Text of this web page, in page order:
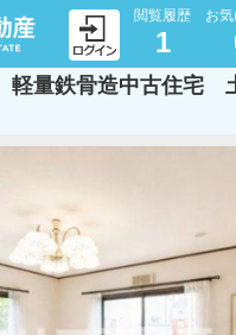
閲覧履歴
1
お気
軽量鉄骨造中古住宅